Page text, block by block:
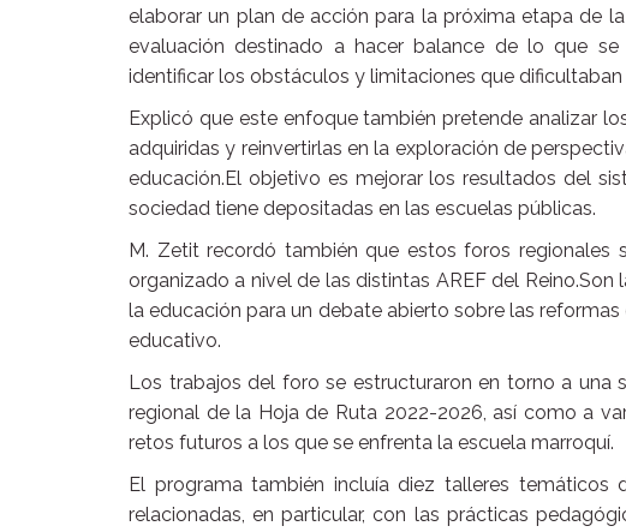
elaborar un plan de acción para la próxima etapa de
evaluación destinado a hacer balance de lo que
identificar los obstáculos y limitaciones que
Explicó que este enfoque también pretende analizar
adquiridas y reinvertirlas en la exploración de
educación.El objetivo es mejorar los resultados del
sociedad tiene depositadas en las escuelas públicas.
M. Zetit recordó también que estos foros
organizado a nivel de las distintas AREF del
la educación para un debate abierto sobre las
educativo.
Los trabajos del foro se estructuraron en torno a una
regional de la Hoja de Ruta 2022-2026, así como a
retos futuros a los que se enfrenta la escuela marroquí.
El programa también incluía diez talleres temáticos
relacionadas, en particular, con las prácticas